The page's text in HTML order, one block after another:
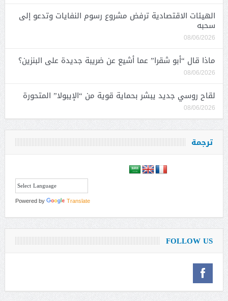
الهيئات الاقتصادية ترفض مشروع رسوم النفايات وتدعو إلى
سحبه
08/06/2026
ماذا قال “أبو شقرا” عما أشيع عن ضريبة جديدة على البنزين؟
08/06/2026
لقاح روسي جديد يبشر بحماية قوية من “الإيبولا” المتحورة
08/06/2026
ترجمة
Powered by Translate
FOLLOW US